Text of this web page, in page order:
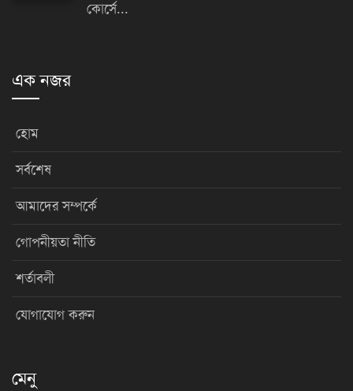
কোর্সে...
এক নজর
হোম
সর্বশেষ
আমাদের সম্পর্কে
গোপনীয়তা নীতি
শর্তাবলী
যোগাযোগ করুন
মেনু